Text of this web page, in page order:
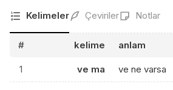
Kelimeler Çeviriler Notlar
# kelime anlam
1 ve ma ve ne varsa